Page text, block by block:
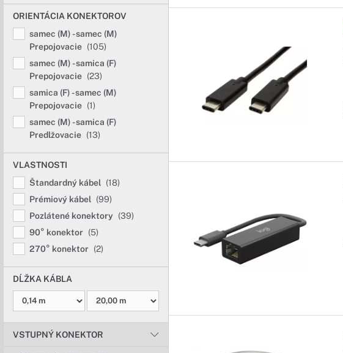
ORIENTÁCIA KONEKTOROV
samec (M) - samec (M)
Prepojovacie (105)
samec (M) - samica (F)
Prepojovacie (23)
samica (F) - samec (M)
Prepojovacie (1)
samec (M) - samica (F)
Predlžovacie (13)
VLASTNOSTI
Štandardný kábel
(18)
Prémiový kábel
(99)
Pozlátené konektory (39)
90° konektor (5)
270° konektor (2)
DĹŽKA KÁBLA
VSTUPNÝ KONEKTOR